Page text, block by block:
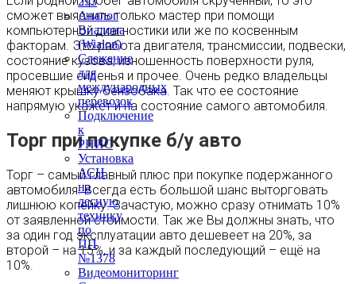
Аналог
Виалона
(Wialon)
Слежение
для
международных
перевозок
Подключение
к
РНИС
Установка
АСН
на
лесную
технику
по
ПП
№1378
Видеомониторинг
сможет выяснить только мастер при помощи
компьютерной диагностики или же по косвенным
факторам. Это работа двигателя, трансмиссии, подвески,
состояние кузова, изношенность поверхности руля,
просевшие сиденья и прочее. Очень редко владельцы
меняют крышку бензобака. Так что ее состояние
напрямую укажет и на состояние самого автомобиля.
Торг при покупке б/у авто
Торг – самый главный плюс при покупке подержанного
автомобиля. Всегда есть большой шанс выторговать
лишнюю копейку. Зачастую, можно сразу отнимать 10%
от заявленной стоимости. Так же Вы должны знать, что
за один год эксплуатации авто дешевеет на 20%, за
второй – на 15%, и за каждый последующий – ещё на
10%.